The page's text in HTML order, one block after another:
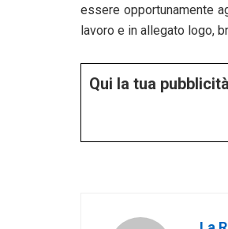
essere opportunamente
lavoro e in allegato logo,
Qui la tua